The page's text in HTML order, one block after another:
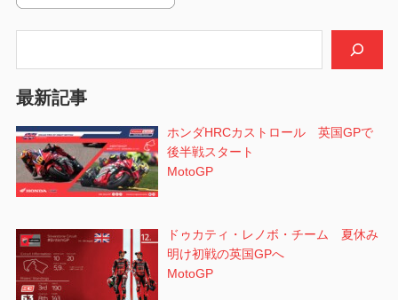
ン
最新記事
ホンダHRCカストロール 英国GPで
後半戦スタート
MotoGP
ドゥカティ・レノボ・チーム 夏休み
明け初戦の英国GPへ
MotoGP